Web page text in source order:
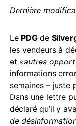
Dernière
Le PDG de
les vendeurs à
et «autres
informations
semaines – juste
Dans une lettre
déclaré qu’il y
de